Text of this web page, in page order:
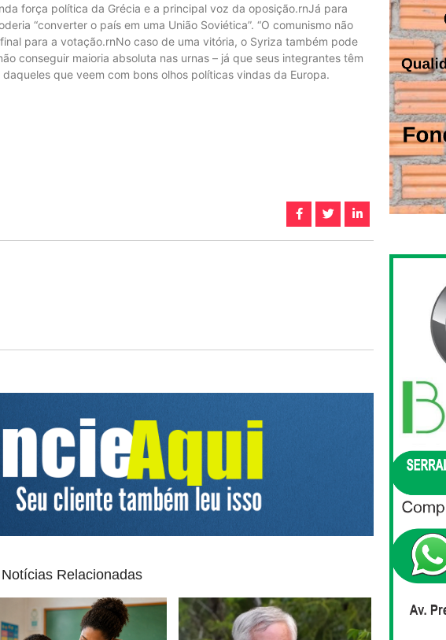
força política da Grécia e a principal voz da oposição.rnJá para
“converter o país em uma União Soviética”. “O comunismo não
para a votação.rnNo caso de uma vitória, o Syriza também pode
conseguir maioria absoluta nas urnas – já que seus integrantes têm
que veem com bons olhos políticas vindas da Europa.
Notícias Relacionadas